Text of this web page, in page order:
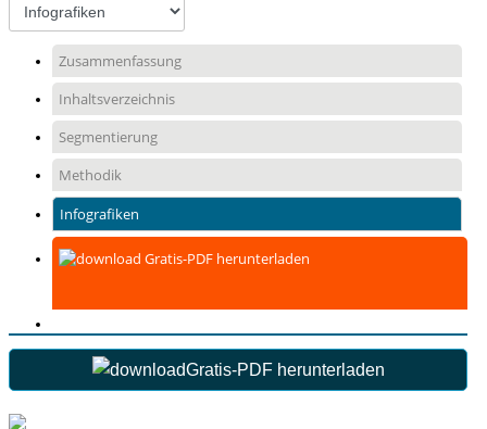
Zusammenfassung
Inhaltsverzeichnis
Segmentierung
Methodik
Infografiken
Gratis-PDF herunterladen
Gratis-PDF herunterladen